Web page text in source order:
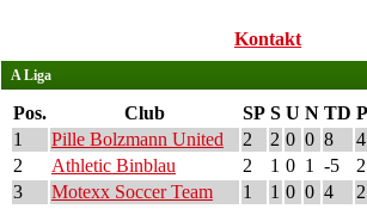
Kontakt
A Liga
Pos. Club SP S U N TD
1
Pille Bolzmann United 2 2 0 0 8
4
2
Athletic Binblau 2 1 0 1 -5
2
3
Motexx Soccer Team 1 1 0 0 4
2